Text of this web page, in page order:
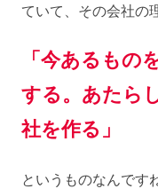
ていて、その会社の
「今あるもの
する。あたら
社を作る」
というものなんです